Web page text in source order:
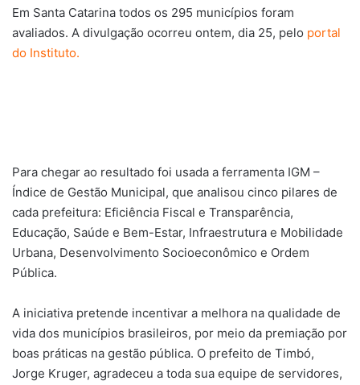
Em Santa Catarina todos os 295 municípios foram
avaliados. A divulgação ocorreu ontem, dia 25, pelo portal
do Instituto.
Para chegar ao resultado foi usada a ferramenta IGM –
Índice de Gestão Municipal, que analisou cinco pilares de
cada prefeitura: Eficiência Fiscal e Transparência,
Educação, Saúde e Bem-Estar, Infraestrutura e Mobilidade
Urbana, Desenvolvimento Socioeconômico e Ordem
Pública.
A iniciativa pretende incentivar a melhora na qualidade de
vida dos municípios brasileiros, por meio da premiação por
boas práticas na gestão pública. O prefeito de Timbó,
Jorge Kruger, agradeceu a toda sua equipe de servidores,